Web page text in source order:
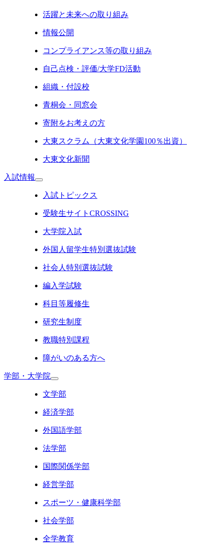
活躍と未来への取り組み
情報公開
コンプライアンス等の取り組み
自己点検・評価/大学FD活動
組織・付設校
青桐会・同窓会
寄附をお考えの方
大東スクラム（大東文化学園100％出資）
大東文化新聞
入試情報
入試トピックス
受験生サイトCROSSING
大学院入試
外国人留学生特別選抜試験
社会人特別選抜試験
編入学試験
科目等履修生
研究生制度
教職特別課程
障がいのある方へ
学部・大学院
文学部
経済学部
外国語学部
法学部
国際関係学部
経営学部
スポーツ・健康科学部
社会学部
全学教育